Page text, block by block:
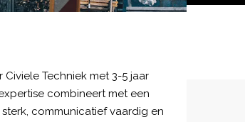
Techniek met 3-5 jaar
combineert met een
communicatief vaardig en